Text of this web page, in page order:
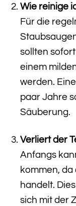
Wie reinige
Für die
sollten
einem
werden.
paar Jahre
Säuberung.
Verliert der
Anfangs
kommen,
handelt.
sich mit der